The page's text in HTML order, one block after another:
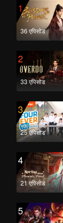
1
36 एपिसोड
2
33 एपिसोड
3
25 एपिसोड
4
21 एपिसोड
5